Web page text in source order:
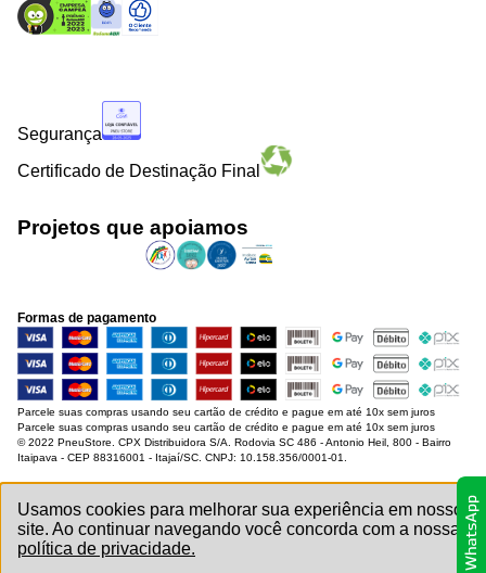
Segurança
Certificado de Destinação Final
Projetos que apoiamos
Formas de pagamento
Parcele suas compras usando seu cartão de crédito e pague em até 10x sem juros
Parcele suas compras usando seu cartão de crédito e pague em até 10x sem juros
© 2022 PneuStore. CPX Distribuidora S/A. Rodovia SC 486 - Antonio Heil, 800 - Bairro
Itaipava - CEP 88316001 - Itajaí/SC. CNPJ: 10.158.356/0001-01.
Usamos cookies para melhorar sua experiência em nosso
site. Ao continuar navegando você concorda com a nossa
política de privacidade.